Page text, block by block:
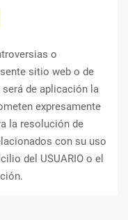
o
sitio web o de
será de aplicación la
expresamente
la resolución de
con su uso
del USUARIO o el